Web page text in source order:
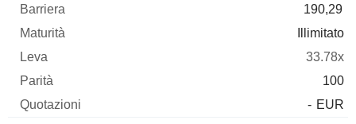
190,29
Illimitato
33.78x
100
- EUR